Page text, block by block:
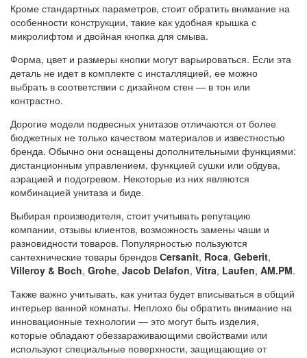
Кроме стандартных параметров, стоит обратить внимание на
особенности конструкции, такие как удобная крышка с
микролифтом и двойная кнопка для смыва.
Форма, цвет и размеры кнопки могут варьироваться. Если эта
деталь не идет в комплекте с инсталляцией, ее можно
выбрать в соответствии с дизайном стен — в тон или
контрастно.
Дорогие модели подвесных унитазов отличаются от более
бюджетных не только качеством материалов и известностью
бренда. Обычно они оснащены дополнительными функциями:
дистанционным управлением, функцией сушки или обдува,
аэрацией и подогревом. Некоторые из них являются
комбинацией унитаза и биде.
Выбирая производителя, стоит учитывать репутацию
компании, отзывы клиентов, возможность замены чаши и
разновидности товаров. Популярностью пользуются
сантехнические товары брендов Сersanit, Roca, Geberit,
Villeroy & Boch, Grohe, Jacob Delafon, Vitra, Laufen, AM.PM.
Также важно учитывать, как унитаз будет вписываться в общий
интерьер ванной комнаты. Неплохо бы обратить внимание на
инновационные технологии — это могут быть изделия,
которые обладают обеззараживающими свойствами или
используют специальные поверхности, защищающие от